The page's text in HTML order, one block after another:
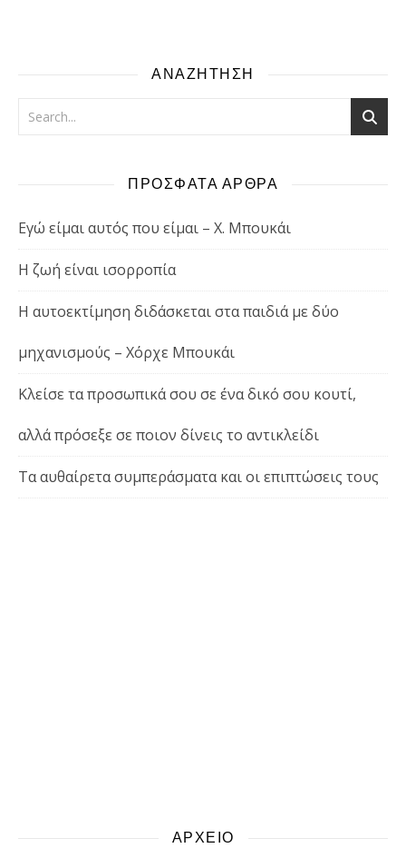
ΑΝΑΖΗΤΗΣΗ
ΠΡΟΣΦΑΤΑ ΑΡΘΡΑ
Εγώ είμαι αυτός που είμαι – Χ. Μπουκάι
Η ζωή είναι ισορροπία
Η αυτοεκτίμηση διδάσκεται στα παιδιά με δύο
μηχανισμούς – Χόρχε Μπουκάι
Κλείσε τα προσωπικά σου σε ένα δικό σου κουτί,
αλλά πρόσεξε σε ποιον δίνεις το αντικλείδι
Τα αυθαίρετα συμπεράσματα και οι επιπτώσεις τους
ΑΡΧΕΙΟ